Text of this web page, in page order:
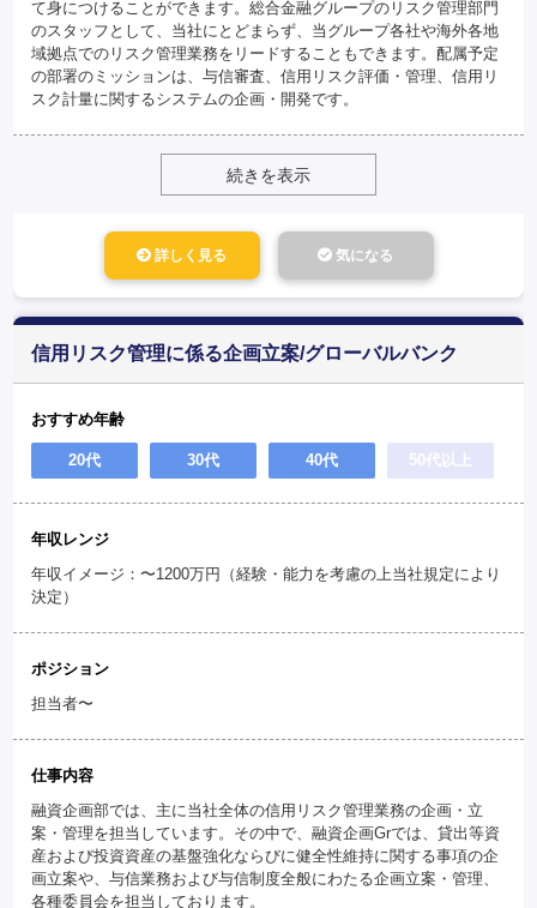
て身につけることができます。総合金融グループのリスク管理部門
のスタッフとして、当社にとどまらず、当グループ各社や海外各地
域拠点でのリスク管理業務をリードすることもできます。配属予定
の部署のミッションは、与信審査、信用リスク評価・管理、信用リ
スク計量に関するシステムの企画・開発です。
続きを表示
詳しく見る 気になる
信用リスク管理に係る企画立案/グローバルバンク
おすすめ年齢
20代 30代 40代 50代以上
年収レンジ
年収イメージ：〜1200万円（経験・能力を考慮の上当社規定により
決定）
ポジション
担当者〜
仕事内容
融資企画部では、主に当社全体の信用リスク管理業務の企画・立
案・管理を担当しています。その中で、融資企画Grでは、貸出等資
産および投資資産の基盤強化ならびに健全性維持に関する事項の企
画立案や、与信業務および与信制度全般にわたる企画立案・管理、
各種委員会を担当しております。